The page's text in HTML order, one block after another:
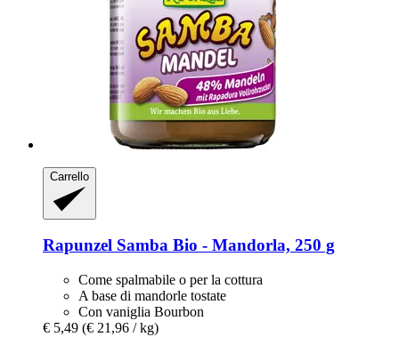
Carrello
Rapunzel Samba Bio -​ Mandorla, 250 g
Come spalmabile o per la cottura
A base di mandorle tostate
Con vaniglia Bourbon
€ 5,49 (€ 21,96 / kg)